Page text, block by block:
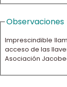
Observaciones
Imprescindible
acceso de las
Asociación